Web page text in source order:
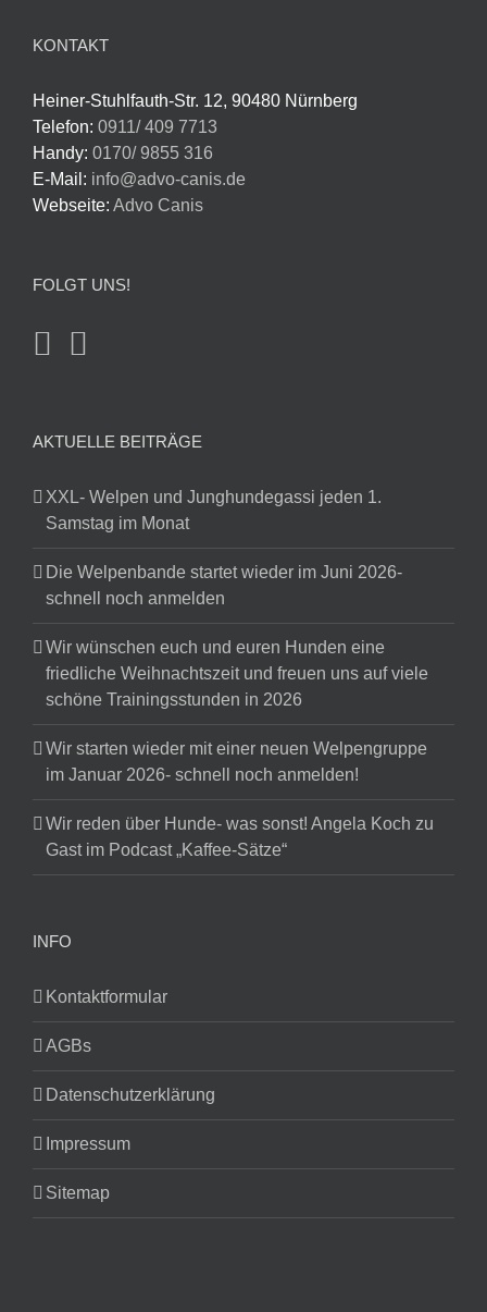
KONTAKT
Heiner-Stuhlfauth-Str. 12, 90480 Nürnberg
Telefon: 0911/ 409 7713
Handy: 0170/ 9855 316
E-Mail: info@advo-canis.de
Webseite: Advo Canis
FOLGT UNS!
AKTUELLE BEITRÄGE
XXL- Welpen und Junghundegassi jeden 1.
Samstag im Monat
Die Welpenbande startet wieder im Juni 2026-
schnell noch anmelden
Wir wünschen euch und euren Hunden eine
friedliche Weihnachtszeit und freuen uns auf viele
schöne Trainingsstunden in 2026
Wir starten wieder mit einer neuen Welpengruppe
im Januar 2026- schnell noch anmelden!
Wir reden über Hunde- was sonst! Angela Koch zu
Gast im Podcast „Kaffee-Sätze“
INFO
Kontaktformular
AGBs
Datenschutzerklärung
Impressum
Sitemap